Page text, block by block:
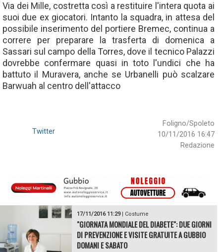
Via dei Mille, costretta così a restituire l'intera quota ai
suoi due ex giocatori. Intanto la squadra, in attesa del
possibile inserimento del portiere Bremec, continua a
correre per preparare la trasferta di domenica a
Sassari sul campo della Torres, dove il tecnico Palazzi
dovrebbe confermare quasi in toto l'undici che ha
battuto il Muravera, anche se Urbanelli può scalzare
Barwuah al centro dell'attacco
Foligno/Spoleto
10/11/2016 16:47
Redazione
Twitter
17/11/2016 11:29| Costume
"GIORNATA MONDIALE DEL DIABETE": DUE GIORNI
DI PREVENZIONE E VISITE GRATUITE A GUBBIO
DOMANI E SABATO